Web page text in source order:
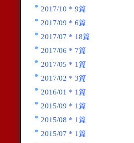
2017/10 * 9篇
2017/09 * 6篇
2017/07 * 18篇
2017/06 * 7篇
2017/05 * 1篇
2017/02 * 3篇
2016/01 * 1篇
2015/09 * 1篇
2015/08 * 1篇
2015/07 * 1篇